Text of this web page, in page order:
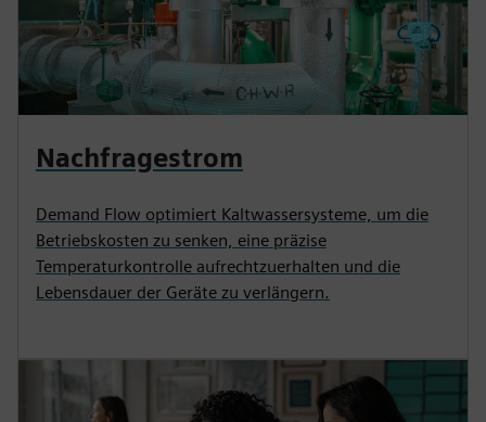
Nachfragestrom
Demand Flow optimiert Kaltwassersysteme, um die
Betriebskosten zu senken, eine präzise
Temperaturkontrolle aufrechtzuerhalten und die
Lebensdauer der Geräte zu verlängern.